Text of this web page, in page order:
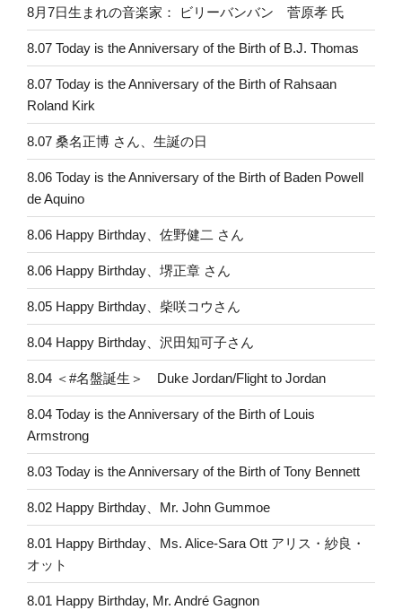
8月7日生まれの音楽家： ビリーバンバン 菅原孝 氏
8.07 Today is the Anniversary of the Birth of B.J. Thomas
8.07 Today is the Anniversary of the Birth of Rahsaan
Roland Kirk
8.07 桑名正博 さん、生誕の日
8.06 Today is the Anniversary of the Birth of Baden Powell
de Aquino
8.06 Happy Birthday、佐野健二 さん
8.06 Happy Birthday、堺正章 さん
8.05 Happy Birthday、柴咲コウさん
8.04 Happy Birthday、沢田知可子さん
8.04 ＜#名盤誕生＞ Duke Jordan/Flight to Jordan
8.04 Today is the Anniversary of the Birth of Louis
Armstrong
8.03 Today is the Anniversary of the Birth of Tony Bennett
8.02 Happy Birthday、Mr. John Gummoe
8.01 Happy Birthday、Ms. Alice-Sara Ott アリス・紗良・
オット
8.01 Happy Birthday, Mr. André Gagnon